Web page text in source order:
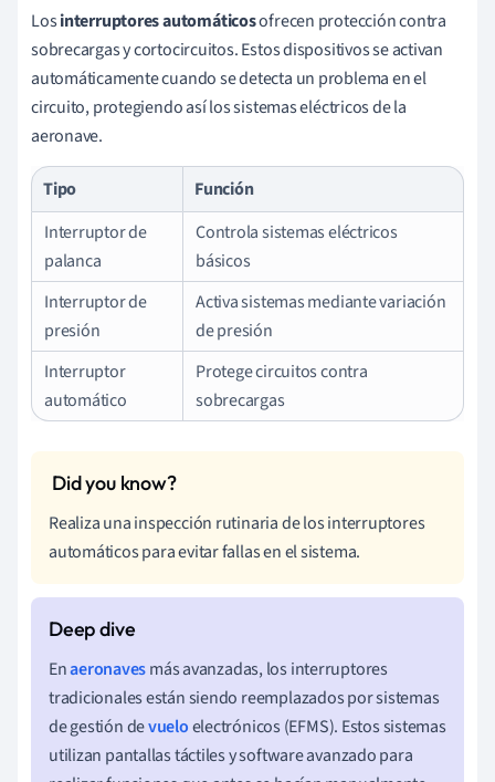
Losinterruptores automáticosofrecen protección contra
sobrecargas y cortocircuitos. Estos dispositivos se activan
automáticamente cuando se detecta un problema en el
circuito, protegiendo así los sistemas eléctricos de la
aeronave.
Tipo
Función
Interruptor de
palanca
Controla sistemas eléctricos
básicos
Interruptor de
presión
Activa sistemas mediante variación
de presión
Interruptor
automático
Protege circuitos contra
sobrecargas
Realiza una inspección rutinaria de los interruptores
automáticos para evitar fallas en el sistema.
Enaeronavesmás avanzadas, los interruptores
tradicionales están siendo reemplazados por sistemas
de gestión devueloelectrónicos (EFMS). Estos sistemas
utilizan pantallas táctiles y software avanzado para